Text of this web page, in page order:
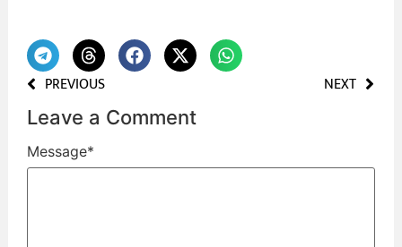
PREVIOUS NEXT
Leave a Comment
Message*